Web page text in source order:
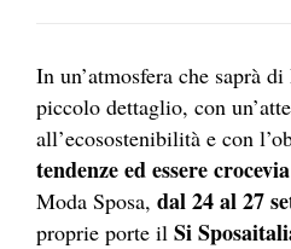
In un’atmosfera che saprà
piccolo dettaglio, con
all’ecosostenibilità e con
tendenze ed essere
Moda Sposa, dal 24 al 27
proprie porte il Si